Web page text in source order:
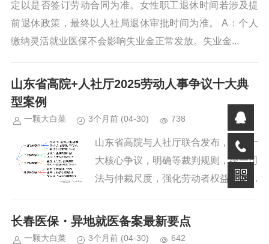
定以是否签订劳动合同为准。女性职工退休时间若涉及提
前退休政策，最终以人社局退休审批时间为准。 A：个人
缴纳灵活就业医保不会影响失业金正常发放。失业金...
山东省高院+人社厅2025劳动人事争议十大典
型案例
一颗大白菜 3个月前 (04-30) 738
山东省高院与人社厅联合发布，聚焦十
大核心争议，明确等裁判规则，统一司
法与仲裁尺度，强化劳动者权益保护与
长春医保・异地就医备案最新要点
一颗大白菜 3个月前 (04-30) 642